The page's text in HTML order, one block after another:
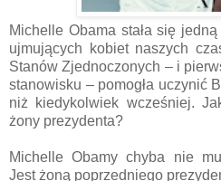
Michelle Obama stała się
ujmujących kobiet naszych
Stanów Zjednoczonych – i
stanowisku – pomogła uczynić
niż kiedykolwiek wcześniej.
żony prezydenta?
Michelle Obamy chyba nie
Jest żoną poprzedniego